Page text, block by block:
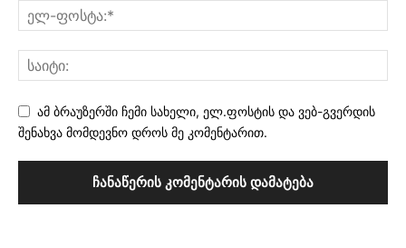
ამ ბრაუზერში ჩემი სახელი, ელ.ფოსტის და ვებ-გვერდის
შენახვა მომდევნო დროს მე კომენტარით.